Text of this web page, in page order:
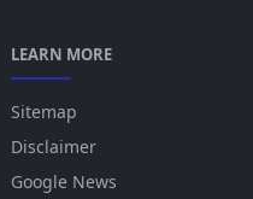
LEARN MORE
Sitemap
Disclaimer
Google News